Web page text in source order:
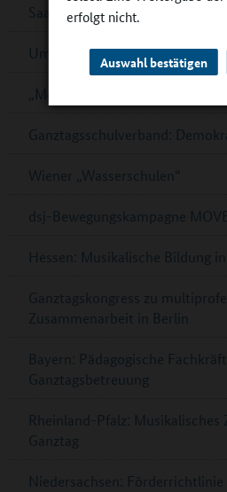
erfolgt nicht.
Auswahl bestätigen
Saarländischer Ernährungspreis
Umfrage zur Schulverpflegung
„Mein Bildungsraum“ in
Ganztagsschulverband:
Wiener „Wasserschulen“
dsj-Bewegungskampagne
Hessen: Musikalische Bildung
Ganztagskongress zu
Zusammenarbeit in Berlin
Bayern: Pädagogische
Ganztagsbetreuung
Rheinland-Pfalz: Musikalisches
Ganztag
Niedersachsen: Förderrichtlinie